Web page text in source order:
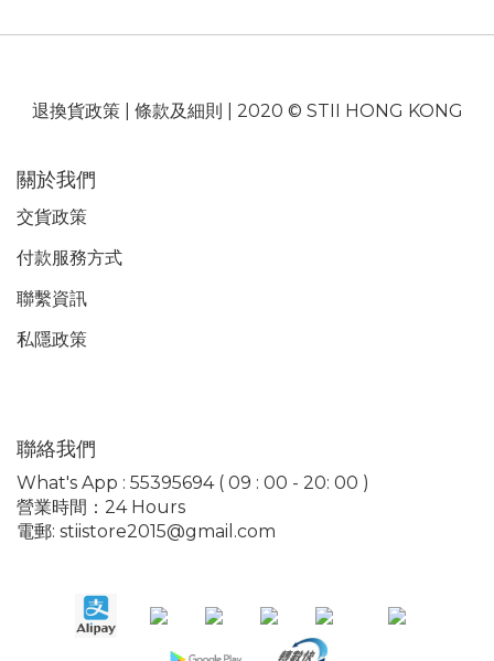
退換貨政策| 條款及細則 | 2020 © STII HONG KONG
關於我們
交貨政策
付款服務方式
聯繫資訊
私隱政策
聯絡我們
What's App : 55395694 ( 09 : 00 - 20: 00 )
營業時間：24 Hours
電郵: stiistore2015@gmail.com